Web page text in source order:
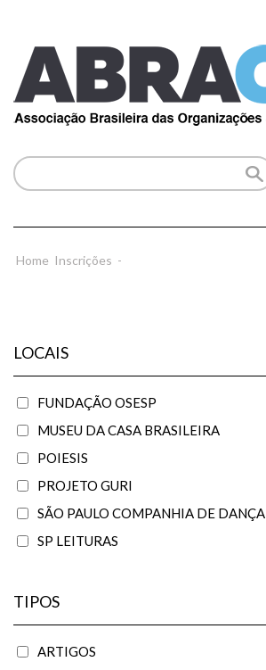
Home Inscrições -
LOCAIS
FUNDAÇÃO OSESP
MUSEU DA CASA BRASILEIRA
POIESIS
PROJETO GURI
SÃO PAULO COMPANHIA DE DANÇA
SP LEITURAS
TIPOS
ARTIGOS